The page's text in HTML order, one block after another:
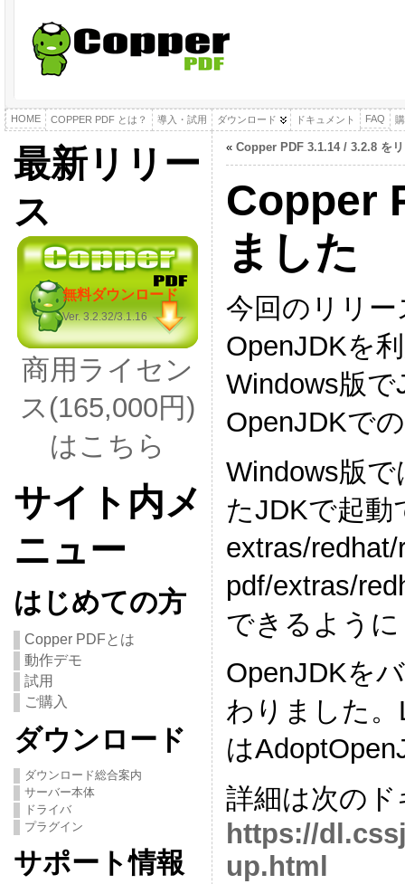
HOME COPPER PDF とは？ 導入・試用 ダウンロード ドキュメント FAQ
最新リリー
ス
無料ダウンロード
Ver. 3.2.32/3.1.16
商用ライセン
ス(165,000円)
はこちら
サイト内メ
ニュー
はじめての方
Copper PDFとは
動作デモ
試用
ご購入
ダウンロード
ダウンロード総合案内
サーバー本体
ドライバ
プラグイン
サポート情報
« Copper PDF 3.1.14 / 3.2.8 を
Copper
ました
今回のリリ
OpenJDKを
Windows版
OpenJDKで
Windows版
たJDKで起
extras/
pdf/extras/
できるよう
OpenJDKを
わりました
は
詳細は次の
https://
up.html